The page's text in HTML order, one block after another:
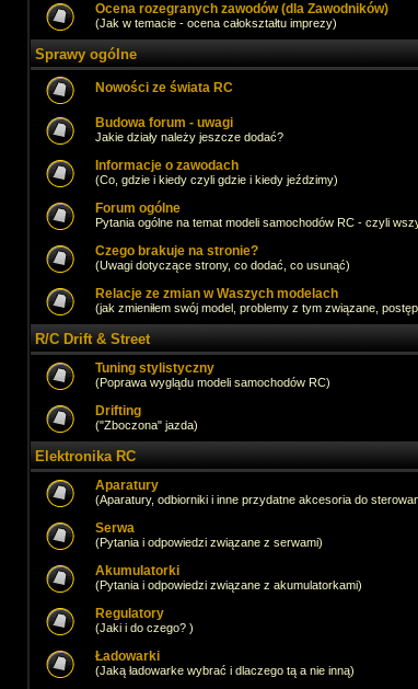
Ocena rozegranych zawodów (dla Zawodników)
(Jak w temacie - ocena całokształtu imprezy)
Sprawy ogólne
Nowości ze świata RC
Budowa forum - uwagi
Jakie działy należy jeszcze dodać?
Informacje o zawodach
(Co, gdzie i kiedy czyli gdzie i kiedy jeździmy)
Forum ogólne
Pytania ogólne na temat modeli samochodów RC - czyli
Czego brakuje na stronie?
(Uwagi dotyczące strony, co dodać, co usunąć)
Relacje ze zmian w Waszych modelach
(jak zmieniłem swój model, problemy z tym związane,
R/C Drift & Street
Tuning stylistyczny
(Poprawa wyglądu modeli samochodów RC)
Drifting
("Zboczona" jazda)
Elektronika RC
Aparatury
(Aparatury, odbiorniki i inne przydatne akcesoria do
Serwa
(Pytania i odpowiedzi związane z serwami)
Akumulatorki
(Pytania i odpowiedzi związane z akumulatorkami)
Regulatory
(Jaki i do czego? )
Ładowarki
(Jaką ładowarke wybrać i dlaczego tą a nie inną)